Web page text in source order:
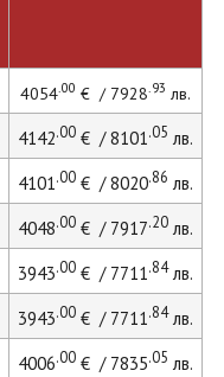
4054.00 € / 7928.93 лв.
4142.00€ / 8101.05 лв.
4101.00€ / 8020.86 лв.
4048.00€ / 7917.20лв.
3943.00€ / 7711.84лв.
3943.00€ / 7711.84лв.
4006.00€ / 7835.05 лв.